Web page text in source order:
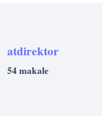
atdirektor
54 makale